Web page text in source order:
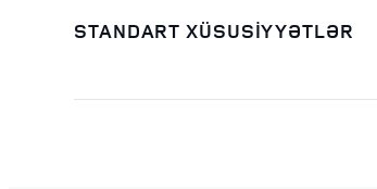
STANDART XÜSUSİYYƏTLƏR